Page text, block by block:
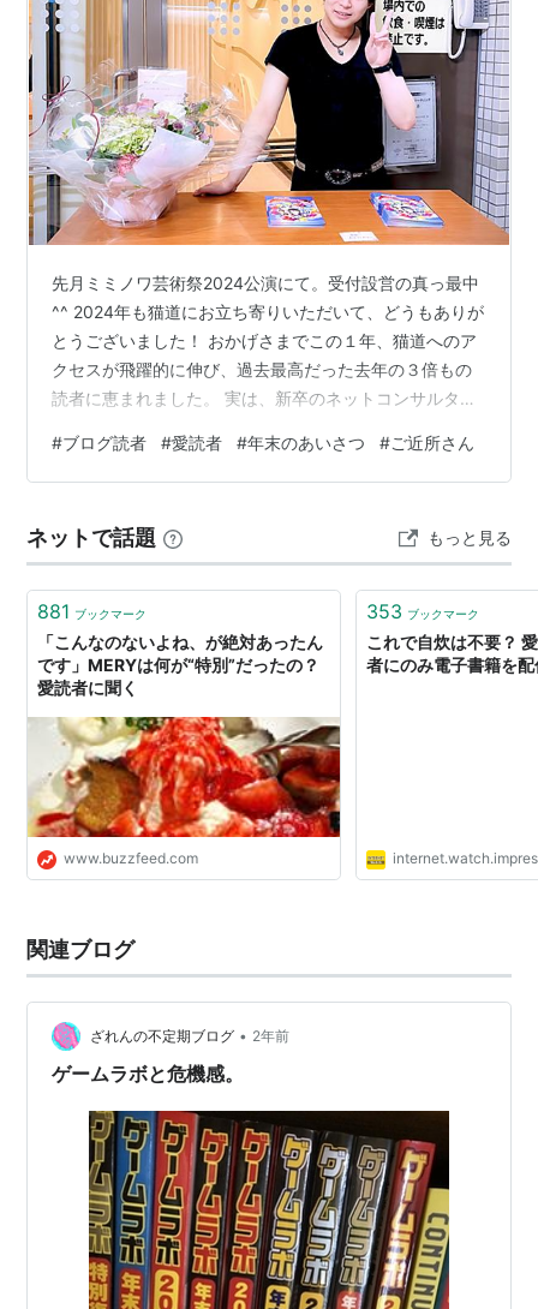
先月ミミノワ芸術祭2024公演にて。受付設営の真っ最中
^^ 2024年も猫道にお立ち寄りいただいて、どうもありが
とうございました！ おかげさまでこの１年、猫道へのア
クセスが飛躍的に伸び、過去最高だった去年の３倍もの
読者に恵まれました。 実は、新卒のネットコンサルタン
識的に変えてみたところ実績に結びついたんです。 その
秘策はまた記事を改めるとして、今年最後は猫道読者の
コ ６年目の決意 お隣さんは愛読者 ブログをやってるこ
とは特に周りに伝えてませんが、名前も職場も公表して
いるので、意外と読んで…
#ブログ読者 #愛読者 #年末のあいさつ #ご近所さん
ネットで話題 もっと見る
881 ブックマーク
「こんなのないよね、が絶対あったん
です」MERYは何が“特別”だったの？
愛読者に聞く
www.buzzfeed.com
353 ブックマーク
これで自炊は不要？
者にのみ電子書籍を
関連ブログ
ざれんの不定期ブログ • 2年前
ゲームラボと危機感。